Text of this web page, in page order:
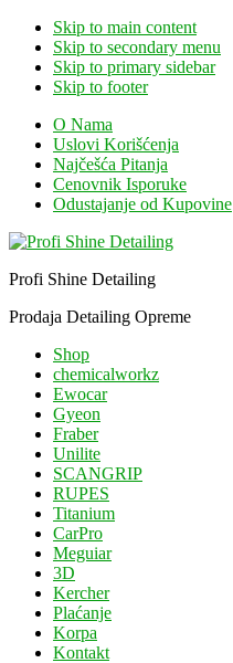
Skip to main content
Skip to secondary menu
Skip to primary sidebar
Skip to footer
O Nama
Uslovi Korišćenja
Najčešća Pitanja
Cenovnik Isporuke
Odustajanje od Kupovine
Profi Shine Detailing
Prodaja Detailing Opreme
Shop
chemicalworkz
Ewocar
Gyeon
Fraber
Unilite
SCANGRIP
RUPES
Titanium
CarPro
Meguiar
3D
Kercher
Plaćanje
Korpa
Kontakt